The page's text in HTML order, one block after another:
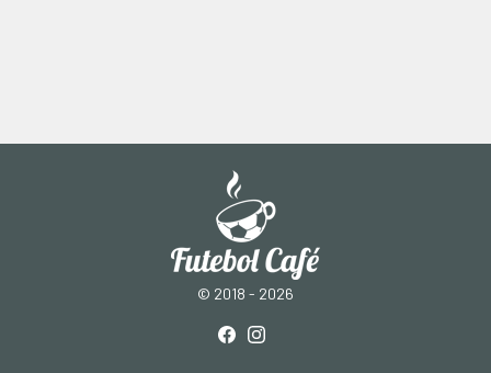
© 2018 - 2026